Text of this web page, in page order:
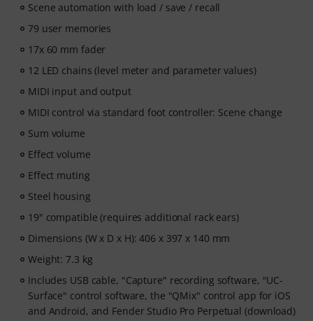
Scene automation with load / save / recall
79 user memories
17x 60 mm fader
12 LED chains (level meter and parameter values)
MIDI input and output
MIDI control via standard foot controller: Scene change
Sum volume
Effect volume
Effect muting
Steel housing
19" compatible (requires additional rack ears)
Dimensions (W x D x H): 406 x 397 x 140 mm
Weight: 7.3 kg
Includes USB cable, "Capture" recording software, "UC-
Surface" control software, the "QMix" control app for iOS
and Android, and Fender Studio Pro Perpetual (download)